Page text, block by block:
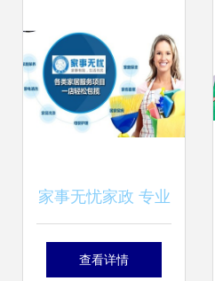
家事无忧家政 专业
家政服务，打造温
查看详情